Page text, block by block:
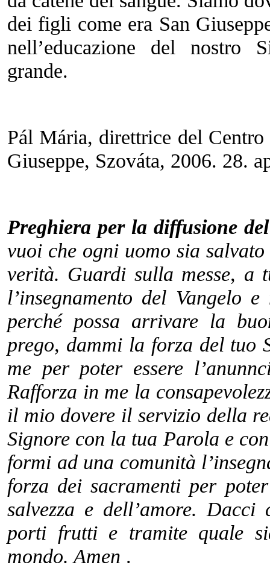
dei figli come era San
nell’educazione del nostro
grande.
Pál Mária, direttrice del
Giuseppe, Szováta, 2006. 28.
Preghiera per la diffusione
vuoi che ogni uomo sia
verità. Guardi sulla messe, a
l’insegnamento del Vangelo
perché possa arrivare la
prego, dammi la forza del tuo
me per poter essere
Rafforza in me la
il mio dovere il servizio della
Signore con la tua Parola e
formi ad una comunità
forza dei sacramenti per
salvezza e dell’amore.
porti frutti e tramite quale
mondo. Amen .